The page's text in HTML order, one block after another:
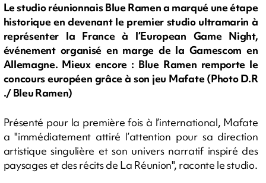
Le studio réunionnais Blue Ramen a marqué une étape
historique en devenant le premier studio ultramarin à
représenter la France à l’European Game Night,
événement organisé en marge de la Gamescom en
Allemagne. Mieux encore : Blue Ramen remporte le
concours européen grâce à son jeu Mafate (Photo D.R
./ Bleu Ramen)
Présenté pour la première fois à l’international, Mafate
a "immédiatement attiré l’attention pour sa direction
artistique singulière et son univers narratif inspiré des
paysages et des récits de La Réunion", raconte le studio.